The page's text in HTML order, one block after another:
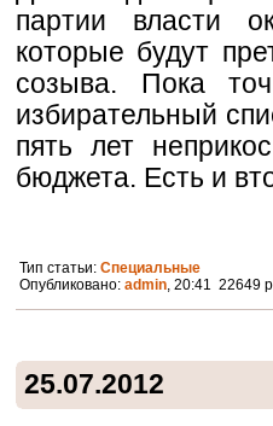
партии власти
которые будут
созыва. Пока
избирательный
пять лет
бюджета. Есть и
Тип статьи: Специальные
Опубликовано: admin, 20:41 22649
25.07.2012